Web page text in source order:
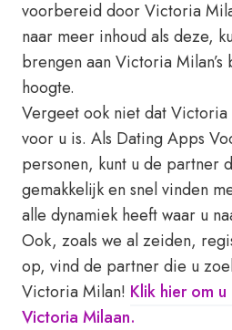
voorbereid door Victoria
naar meer inhoud als deze,
brengen aan Victoria
hoogte.
Vergeet ook niet dat
voor u is. Als Dating Apps
personen, kunt u de partner
gemakkelijk en snel vinden
alle dynamiek heeft waar u
Ook, zoals we al zeiden,
op, vind de partner die u
Victoria Milan! Klik hier om
Victoria Milaan.